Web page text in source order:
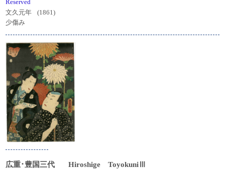
Reserved
文久元年
(1861)
少傷み
広重･豊国三代
Hiroshige ToyokuniⅢ